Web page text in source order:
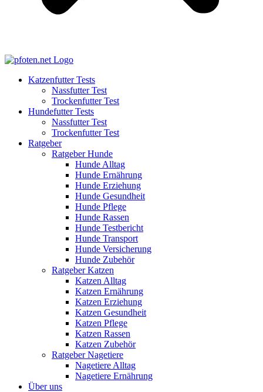
Katzenfutter Tests
Nassfutter Test
Trockenfutter Test
Hundefutter Tests
Nassfutter Test
Trockenfutter Test
Ratgeber
Ratgeber Hunde
Hunde Alltag
Hunde Ernährung
Hunde Erziehung
Hunde Gesundheit
Hunde Pflege
Hunde Rassen
Hunde Testbericht
Hunde Transport
Hunde Versicherung
Hunde Zubehör
Ratgeber Katzen
Katzen Alltag
Katzen Ernährung
Katzen Erziehung
Katzen Gesundheit
Katzen Pflege
Katzen Rassen
Katzen Zubehör
Ratgeber Nagetiere
Nagetiere Alltag
Nagetiere Ernährung
Über uns